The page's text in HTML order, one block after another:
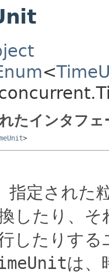
<
たインタフ
>
指定された
したり、
したりす
は、